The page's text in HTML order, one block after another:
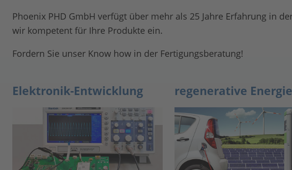
Phoenix PHD GmbH verfügt über mehr als 25 Jahre Erfahrung in
wir kompetent für Ihre Produkte ein.
Fordern Sie unser Know how in der Fertigungsberatung!
Elektronik-Entwicklung regenerative Energie